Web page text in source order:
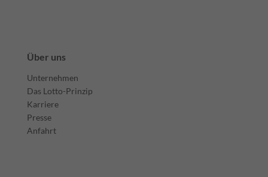
Über uns
Unternehmen
Das Lotto-Prinzip
Karriere
Presse
Anfahrt